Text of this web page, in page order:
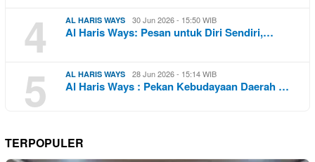
4 AL HARIS WAYS 30 Jun 2026 - 15:50 WIB
Al Haris Ways: Pesan untuk Diri Sendiri,…
5 AL HARIS WAYS 28 Jun 2026 - 15:14 WIB
Al Haris Ways : Pekan Kebudayaan Daerah …
TERPOPULER